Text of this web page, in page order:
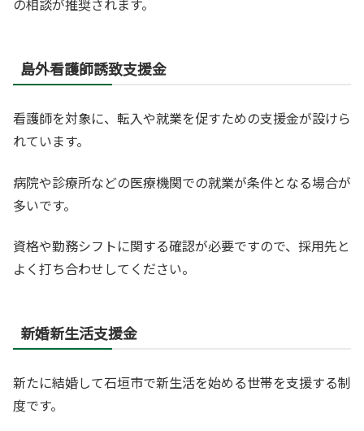
の相談が推奨されます。
島外看護師誘致支援金
看護師を対象に、転入や就業を促すための支援金が設けら
れています。
病院や診療所などの医療機関での就業が条件となる場合が
多いです。
資格や勤務シフトに関する確認が必要ですので、採用先と
よく打ち合わせしてください。
新婚新生活支援金
新たに結婚して石垣市で新生活を始める世帯を支援する制
度です。